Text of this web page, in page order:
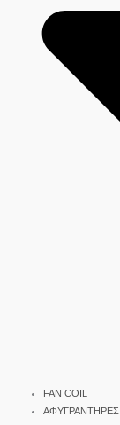
FAN COIL
ΑΦΥΓΡΑΝΤΗΡΕΣ